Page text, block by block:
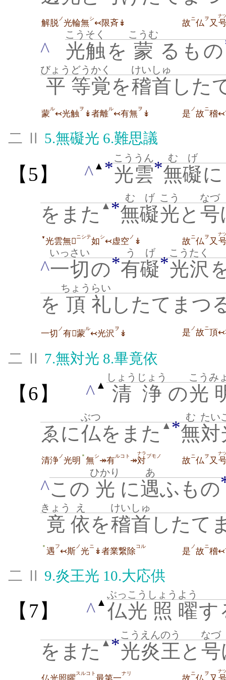
解脱 ノ光輪無シ↢限斉↡ 故 ニ仏ヲ 又
ナ
^ 光触
こうそく
を 蒙
こうむ
るもの
平
びょう
等
どう
覚
かく
を稽首
けいしゅ
した
蒙ル↢光触ヲ ↡者離ル↢有無ヲ ↡ 是 ノ故 ニ稽↢
二 Ⅱ 5.無礙光 6.難思議
【5】 ^ ▲ *光雲
こううん
*無礙
むげ
をまた ▲*無礙
むげ
光
こう
と 号
なづ
▼光雲無 ニシテ如シ↢虚空 ノ ↡ 故 ニ仏ヲ 又
ナ
^一切
いっさい
の*有礙
うげ
*光沢
こうたく
を 頂
ちょう
礼
らい
したてまつ
一切 ノ 有蒙ル↢光沢 ヲ ↡ 是 ノ故 ニ頂↢
二 Ⅱ 7.無対光 8.畢竟依
【6】 ^ ▲ 清浄
しょうじょう
の光
こう み
ゑに仏
ぶつ
をまた ▲*無
む
対
たい
清浄 ノ光明 ＊ 無シ↠有ルコト ↠対
ナラ ブモノ 故 ニ仏ヲ 又
ナ
^この 光
ひかり
に遇
あ
ふもの
竟
きょう
依
え
を稽首
けいしゅ
したて
＊ 遇フ↢斯 ノ光ニ ↡者業繋除コル 是 ノ故 ニ稽↢
二 Ⅱ 9.炎王光 10.大応供
【7】 ^ ▲ 仏光
ぶっこう
照
しょう
曜
よう
す
をまた ▲*光炎
こうえん
王
のう
と 号
なづ
スルコト ナリ ニ ヲ ナ